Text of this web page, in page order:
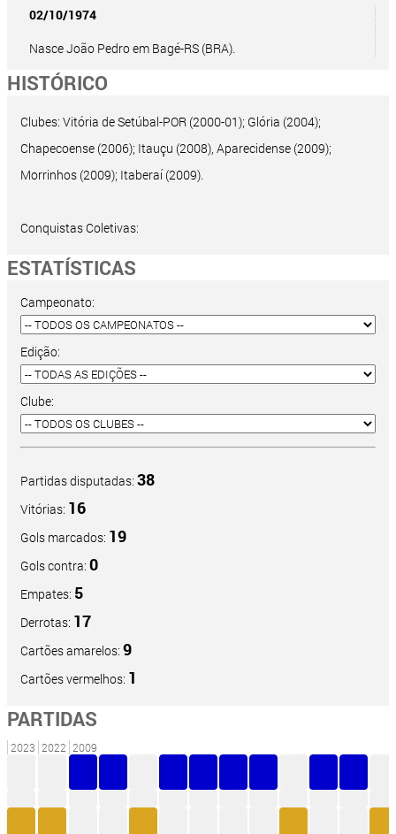
02/10/1974
Nasce João Pedro em Bagé-RS (BRA).
HISTÓRICO
Clubes: Vitória de Setúbal-POR (2000-01); Glória (2004);
Chapecoense (2006); Itauçu (2008), Aparecidense (2009);
Morrinhos (2009); Itaberaí (2009).
Conquistas Coletivas:
ESTATÍSTICAS
Campeonato:
Edição:
Clube:
Partidas disputadas: 38
Vitórias: 16
Gols marcados: 19
Gols contra: 0
Empates: 5
Derrotas: 17
Cartões amarelos: 9
Cartões vermelhos: 1
PARTIDAS
2023 2022 2009